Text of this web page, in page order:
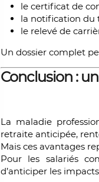
le certificat de
la notification du
le relevé de
Un dossier complet
Conclusion :
La maladie
retraite anticipée,
Mais ces avantages
Pour les salariés
d’anticiper les